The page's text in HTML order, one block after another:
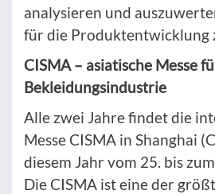
analysieren und
für die Produktentwicklung
CISMA – asiatische Messe
Bekleidungsindustrie
Alle zwei Jahre findet die
Messe CISMA in Shanghai
diesem Jahr vom 25. bis
Die CISMA ist eine der